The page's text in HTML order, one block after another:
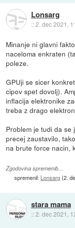
Lonsarg
::2. dec 2021,
Minanje ni glavni
naceloma enkraten
poleze.
GPUji se sicer
cipov spet dovolj).
inflacija elektronike
treba z drago
Problem je tudi da
precej zaustavilo,
na brute force nacin,
Zgodovina sprememb…
spremenil: Lonsarg(2.
stara mama
::2. dec 2021,